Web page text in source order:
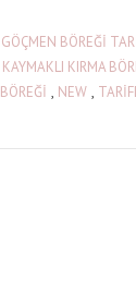
GÖÇMEN BÖREĞİ
KIRMA
, NEW ,